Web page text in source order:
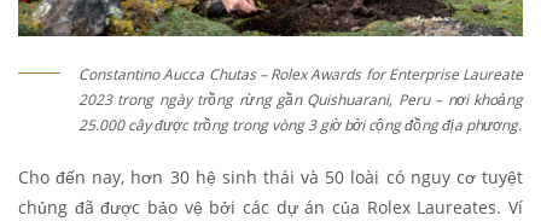
Constantino Aucca Chutas – Rolex Awards for Enterprise Laureate
2023 trong ngày trồng rừng gần Quishuarani, Peru – nơi khoảng
25.000 cây được trồng trong vòng 3 giờ bởi cộng đồng địa phương.
Cho đến nay, hơn 30 hệ sinh thái và 50 loài có nguy cơ tuyệt
chủng đã được bảo vệ bởi các dự án của Rolex Laureates. Ví